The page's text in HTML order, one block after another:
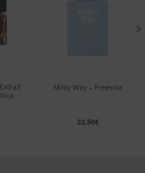
Milky Way – Freevola
22,50€